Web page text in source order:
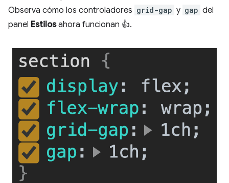
Observa cómo los controladores grid-gap y gap del
panel Estilosahora funcionan 👍.